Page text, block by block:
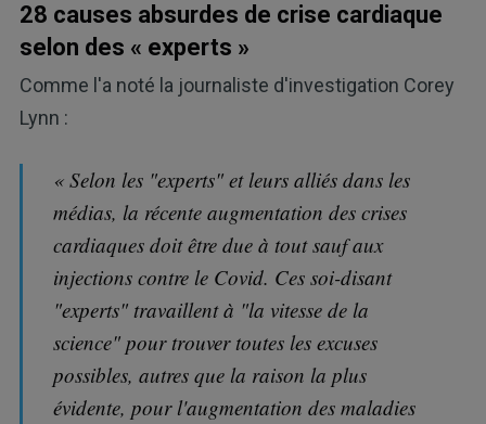
28 causes absurdes de crise cardiaque
selon des « experts »
Comme l'a noté la journaliste d'investigation Corey
Lynn :
« Selon les "experts" et leurs alliés dans les
médias, la récente augmentation des crises
cardiaques doit être due à tout sauf aux
injections contre le Covid. Ces soi-disant
"experts" travaillent à "la vitesse de la
science" pour trouver toutes les excuses
possibles, autres que la raison la plus
évidente, pour l'augmentation des maladies